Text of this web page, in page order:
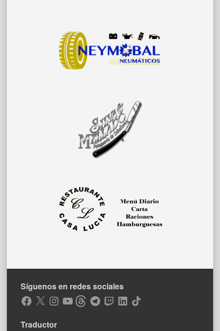
Síguenos en redes sociales
Facebook
X Instagram
YouTubeThreadsTelegramTwitchLinkedIn
TikTok
Traductor